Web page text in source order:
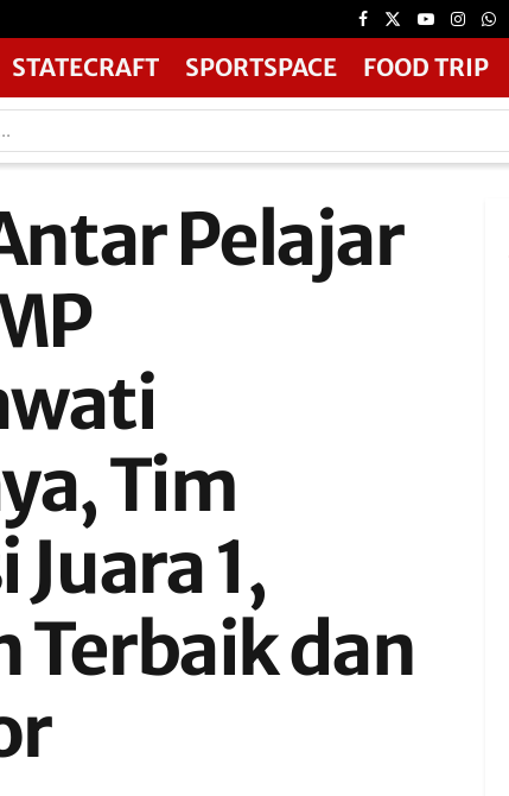
STATECRAFT SPORTSPACE FOOD TRIP
Pelajar
Tim
1,
Terbaik dan